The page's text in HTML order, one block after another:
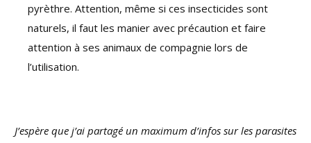
pyrèthre. Attention, même si ces insecticides sont
naturels, il faut les manier avec précaution et faire
attention à ses animaux de compagnie lors de
l’utilisation.
J’espère que j’ai partagé un maximum d’infos sur les parasites